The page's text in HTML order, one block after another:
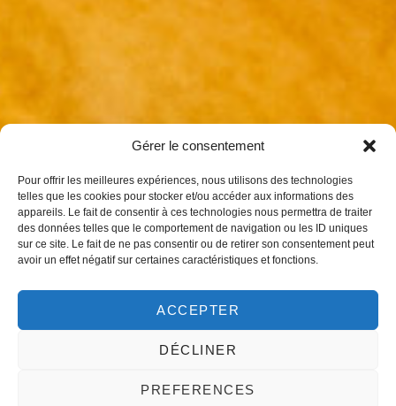
Gérer le consentement
Pour offrir les meilleures expériences, nous utilisons des technologies
telles que les cookies pour stocker et/ou accéder aux informations des
appareils. Le fait de consentir à ces technologies nous permettra de traiter
des données telles que le comportement de navigation ou les ID uniques
sur ce site. Le fait de ne pas consentir ou de retirer son consentement peut
avoir un effet négatif sur certaines caractéristiques et fonctions.
ACCEPTER
DÉCLINER
PREFERENCES